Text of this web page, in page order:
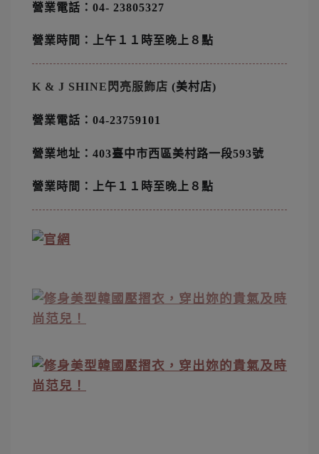
營業電話：04- 23805327
營業時間：上午１１時至晚上８點
K & J SHINE閃亮服飾店 (美村店)
營業電話：04-23759101
營業地址：403臺中市西區美村路一段593號
營業時間：上午１１時至晚上８點